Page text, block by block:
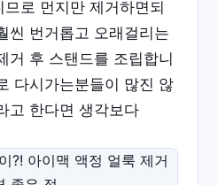
로 먼지만 제거하면되
씬 번거롭고 오래걸리는
거 후 스탠드를 조립합니
다시가는분들이 많진 않
고 한다면 생각보다